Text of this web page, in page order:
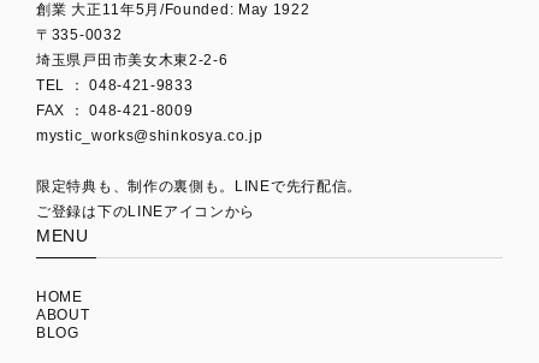
創業 大正11年5月/Founded: May 1922
〒335-0032
埼玉県戸田市美女木東2-2-6
TEL ： 048-421-9833
mystic_works@shinkosya.co.jp
限定特典も、制作の裏側も。LINEで先行配信。
ご登録は下のLINEアイコンから
MENU
HOME
ABOUT
BLOG